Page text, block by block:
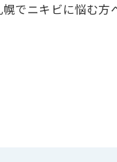
でニキビに悩む方